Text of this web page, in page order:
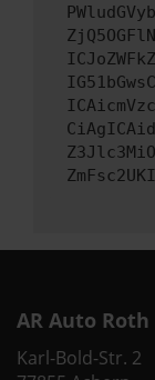
AR Auto Roth
Karl-Bold-Str. 2